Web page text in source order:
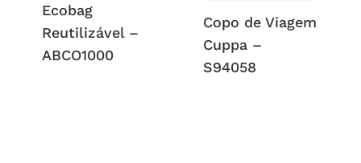
Ecobag
Reutilizável –
ABCO1000
Copo de Viagem
Cuppa –
S94058